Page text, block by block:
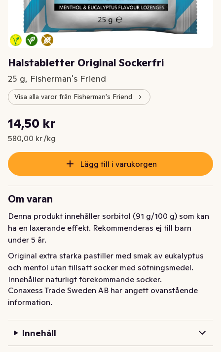
Halstabletter Original Sockerfri
25 g, Fisherman's Friend
Visa alla varor från Fisherman's Friend
Nuvarande pris är: 14,50 kr
14,50 kr
580,00 kr /kg
Styckpris: 580,00 kr /kg
Lägg till i varukorgen
Om varan
Denna produkt innehåller sorbitol (91 g/100 g) som kan
ha en laxerande effekt. Rekommenderas ej till barn
under 5 år.
Original extra starka pastiller med smak av eukalyptus
och mentol utan tillsatt socker med sötningsmedel.
Innehåller naturligt förekommande socker.
Conaxess Trade Sweden AB har angett ovanstående
information.
Innehåll